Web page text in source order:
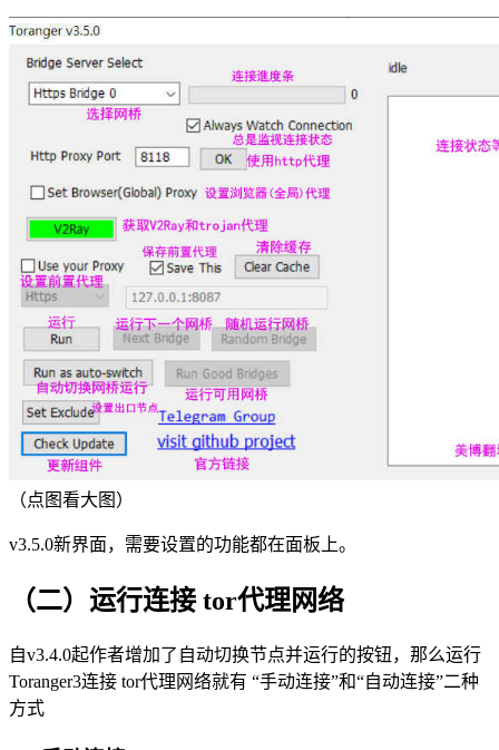
（点图看大图）
v3.5.0新界面，需要设置的功能都在面板上。
（二）运行连接 tor代理网络
自v3.4.0起作者增加了自动切换节点并运行的按钮，那么运行
Toranger3连接 tor代理网络就有 “手动连接”和“自动连接”二种
方式